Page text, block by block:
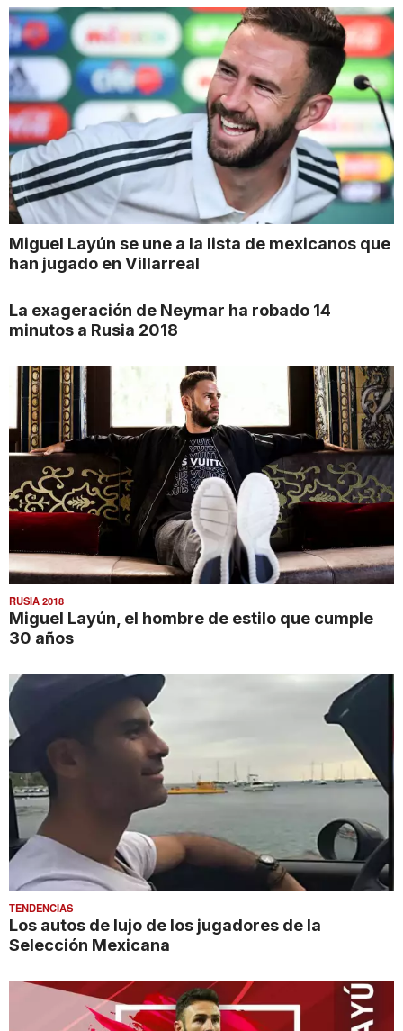
Miguel Layún se une a la lista de mexicanos que
han jugado en Villarreal
La exageración de Neymar ha robado 14
minutos a Rusia 2018
RUSIA 2018
Miguel Layún, el hombre de estilo que cumple
30 años
TENDENCIAS
Los autos de lujo de los jugadores de la
Selección Mexicana